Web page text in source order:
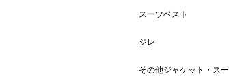
スーツベスト
ジレ
その他ジャケット・スー